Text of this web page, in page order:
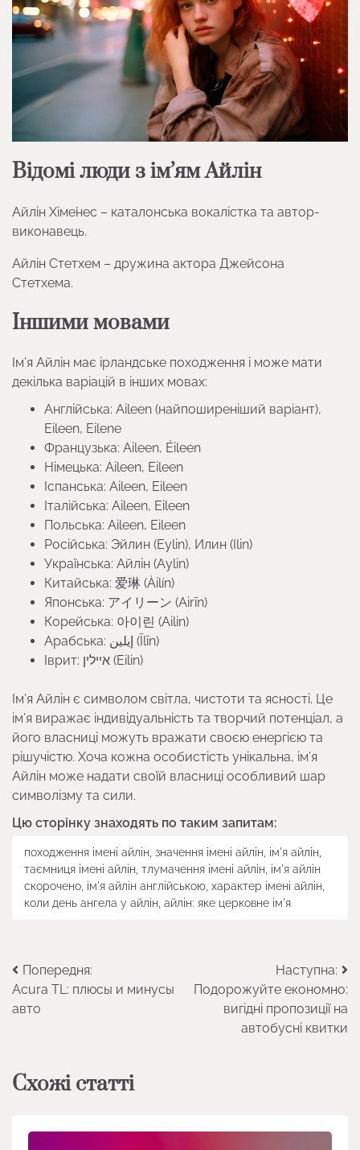
Відомі люди з ім’ям Айлін
Айлін Хіме́нес – каталонська вокалістка та автор-
виконавець.
Айлін Стетхем – дружина актора Джейсона
Стетхема.
Іншими мовами
Ім’я Айлін має ірландське походження і може мати
декілька варіацій в інших мовах:
Англійська: Aileen (найпоширеніший варіант),
Eileen, Eilene
Французька: Aileen, Éileen
Німецька: Aileen, Eileen
Іспанська: Aileen, Eileen
Італійська: Aileen, Eileen
Польська: Aileen, Eileen
Російська: Эйлин (Eylin), Илин (Ilin)
Українська: Айлін (Аylin)
Китайська: 爱琳 (Àilín)
Японська: アイリーン (Airīn)
Корейська: 아이린 (Ailin)
Арабська: إيلين (Īlīn)
Іврит: איילין (Eilin)
Ім’я Айлін є символом світла, чистоти та ясності. Це
ім’я виражає індивідуальність та творчий потенціал, а
його власниці можуть вражати своєю енергією та
рішучістю. Хоча кожна особистість унікальна, ім’я
Айлін може надати своїй власниці особливий шар
символізму та сили.
Цю сторінку знаходять по таким запитам:
походження імені айлін, значення імені айлін, ім'я айлін,
таємниця імені айлін, тлумачення імені айлін, ім'я айлін
скорочено, ім'я айлін англійською, характер імені айлін,
коли день ангела у айлін, айлін: яке церковне ім'я
Навігація
записів
Попередня:
Acura TL: плюсы и минусы
авто
Наступна:
Подорожуйте економно:
вигідні пропозиції на
автобусні квитки
Схожі статті